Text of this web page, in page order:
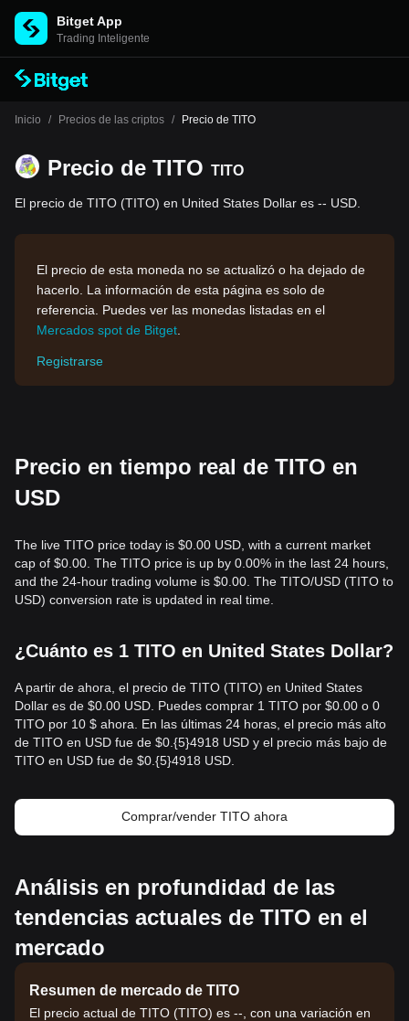
Bitget App
Trading Inteligente
Inicio / Precios de las criptos / Precio de TITO
Precio de TITO TITO
El precio de TITO (TITO) en United States Dollar es -- USD.
El precio de esta moneda no se actualizó o ha dejado de
hacerlo. La información de esta página es solo de
referencia. Puedes ver las monedas listadas en el
Mercados spot de Bitget
Registrarse
Precio en tiempo real de TITO en
USD
The live TITO price today is $0.00 USD, with a current market
cap of $0.00. The TITO price is up by 0.00% in the last 24 hours,
and the 24-hour trading volume is $0.00. The TITO/USD (TITO to
USD) conversion rate is updated in real time.
¿Cuánto es 1 TITO en United States Dollar?
A partir de ahora, el precio de TITO (TITO) en United States
Dollar es de $0.00 USD. Puedes comprar 1 TITO por $0.00 o 0
TITO por 10 $ ahora. En las últimas 24 horas, el precio más alto
de TITO en USD fue de $0.{​5}4918 USD y el precio más bajo de
TITO en USD fue de $0.{​5}4918 USD.
Comprar/vender TITO ahora
Análisis en profundidad de las
tendencias actuales de TITO en el
mercado
Resumen de mercado de TITO
El precio actual de TITO (TITO) es --, con una variación en